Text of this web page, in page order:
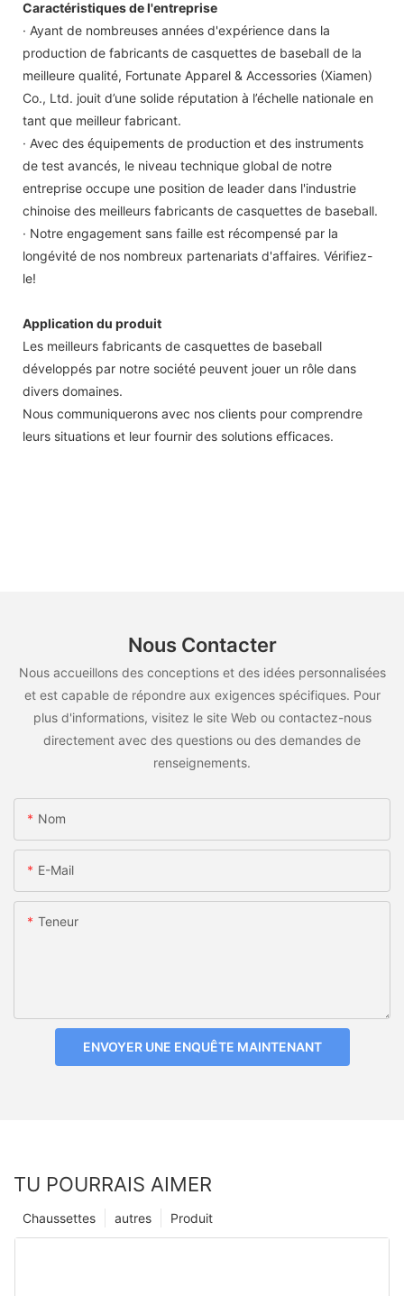
Caractéristiques de l'entreprise
· Ayant de nombreuses années d'expérience dans la
production de fabricants de casquettes de baseball de la
meilleure qualité, Fortunate Apparel & Accessories (Xiamen)
Co., Ltd. jouit d’une solide réputation à l’échelle nationale en
tant que meilleur fabricant.
· Avec des équipements de production et des instruments
de test avancés, le niveau technique global de notre
entreprise occupe une position de leader dans l'industrie
chinoise des meilleurs fabricants de casquettes de baseball.
· Notre engagement sans faille est récompensé par la
longévité de nos nombreux partenariats d'affaires. Vérifiez-
le!
Application du produit
Les meilleurs fabricants de casquettes de baseball
développés par notre société peuvent jouer un rôle dans
divers domaines.
Nous communiquerons avec nos clients pour comprendre
leurs situations et leur fournir des solutions efficaces.
Nous Contacter
Nous accueillons des conceptions et des idées personnalisées
et est capable de répondre aux exigences spécifiques. Pour
plus d'informations, visitez le site Web ou contactez-nous
directement avec des questions ou des demandes de
renseignements.
Nom
E-Mail
Teneur
ENVOYER UNE ENQUÊTE MAINTENANT
TU POURRAIS AIMER
Produit
autres
Chaussettes